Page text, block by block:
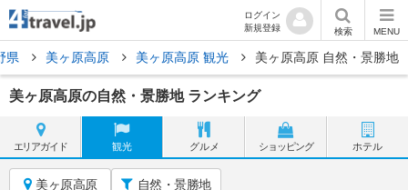
ログイン
新規登録
検索 MENU
県 美ヶ原高原 美ヶ原高原 観光 美ヶ原高原 自然・景勝地
美ヶ原高原の自然・景勝地 ランキング
エリアガイド 観光 グルメ ショッピング ホテル
美ヶ原高原 自然・景勝地